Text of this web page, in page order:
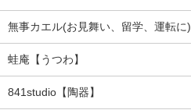
無事カエル(お見舞い、留学、運転に)
蛙庵【うつわ】
841studio【陶器】